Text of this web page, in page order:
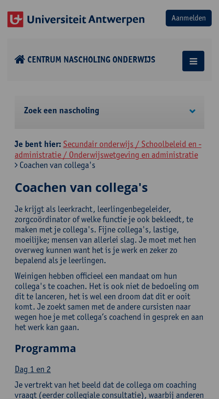
CENTRUM NASCHOLING ONDERWIJS
Zoek een nascholing
Je bent hier: Secundair onderwijs / Schoolbeleid en -
administratie / Onderwijswetgeving en administratie
Coachen van collega's
Coachen van collega's
Je krijgt als leerkracht, leerlingenbegeleider,
zorgcoördinator of welke functie je ook bekleedt, te
maken met je collega's. Fijne collega's, lastige,
moeilijke; mensen van allerlei slag. Je moet met hen
overweg kunnen want het is je werk en zeker zo
bepalend als je leerlingen.
Weinigen hebben officieel een mandaat om hun
collega's te coachen. Het is ook niet de bedoeling om
dit te lanceren, het is wel een droom dat dit er ooit
komt. Je zoekt samen met de andere cursisten naar
wegen hoe je met collega’s coachend in gesprek en aan
het werk kan gaan.
Programma
Dag 1 en 2
Je vertrekt van het beeld dat de collega om coaching
vraagt (eerder collegiale consultatie), waarbij anderen